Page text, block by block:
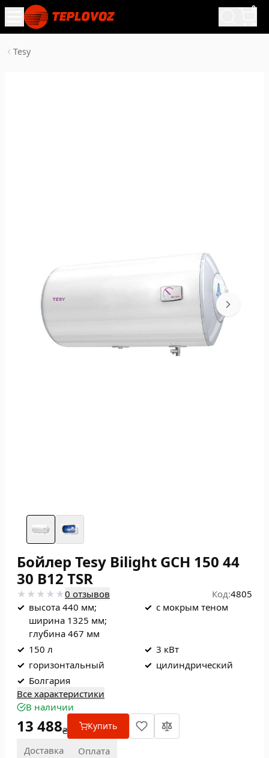
0
Tesy
Бойлер Tesy Bilight GCH 150 44
30 В12 TSR
0 отзывов Код:4805
✓ высота 440 мм;
ширина 1325 мм;
глубина 467 мм
✓ с мокрым теном
✓ 150 л ✓ 3 кВт
✓ горизонтальный ✓ цилиндрический
✓ Болгария
Все характеристики
В наличии
13 488₴ Купить
Доставка
Оплата